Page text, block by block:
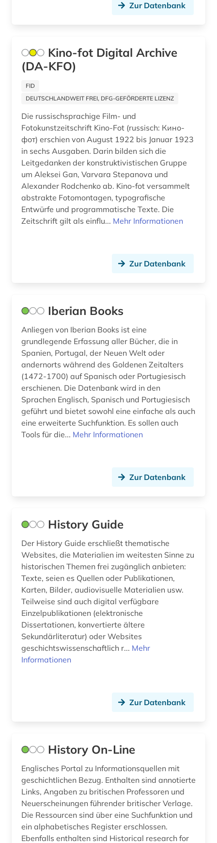
brauchtum (2)
breda (1)
brief (3)
briefe (1)
briefsammlung (2)
briefwechsel (2)
brockhaus (1)
brünn (1)
buch (3)
buchgeschichte (1)
buchkunst (1)
buchwesen (5)
buchwissenschaft (1)
buddhismus (1)
bundesarchiv (1)
bunker (1)
burgen (1)
byzantinisches reich (1)
byzantinistik (2)
byzanz (1)
bærum (1)
böhmen (2)
bürgerkrieg (1)
chemie (12)
chile (1)
china (21)
chinaforschung (1)
Zur Datenbank
Kino-fot Digital Archive
(DA-KFO)
FID
DEUTSCHLANDWEIT FREI, DFG-GEFÖRDERTE LIZENZ
Die russischsprachige Film- und
Fotokunstzeitschrift Kino-Fot (russisch: Кино-
фот) erschien von August 1922 bis Januar 1923
in sechs Ausgaben. Darin bilden sich die
Leitgedanken der konstruktivistischen Gruppe
um Aleksei Gan, Varvara Stepanova und
Alexander Rodchenko ab. Kino-fot versammelt
abstrakte Fotomontagen, typografische
Entwürfe und programmatische Texte. Die
Zeitschrift gilt als einflu... Mehr Informationen
Zur Datenbank
Iberian Books
Anliegen von Iberian Books ist eine
grundlegende Erfassung aller Bücher, die in
Spanien, Portugal, der Neuen Welt oder
andernorts während des Goldenen Zeitalters
(1472-1700) auf Spanisch oder Portugiesisch
erschienen. Die Datenbank wird in den
Sprachen Englisch, Spanisch und Portugiesisch
geführt und bietet sowohl eine einfache als auch
eine erweiterte Suchfunktion. Es sollen auch
Tools für die... Mehr Informationen
Zur Datenbank
History Guide
Der History Guide erschließt thematische
Websites, die Materialien im weitesten Sinne zu
historischen Themen frei zugänglich anbieten:
Texte, seien es Quellen oder Publikationen,
Karten, Bilder, audiovisuelle Materialien usw.
Teilweise sind auch digital verfügbare
Einzelpublikationen (elektronische
Dissertationen, konvertierte ältere
Sekundärliteratur) oder Websites
geschichtswissenschaftlich r... Mehr
Informationen
Zur Datenbank
History On-Line
Englisches Portal zu Informationsquellen mit
geschichtlichen Bezug. Enthalten sind annotierte
Links, Angaben zu britischen Professoren und
Neuerscheinungen führender britischer Verlage.
Die Ressourcen sind über eine Suchfunktion und
ein alphabetisches Register erschlossen.
Ebenfalls enthalten sind Historical research for